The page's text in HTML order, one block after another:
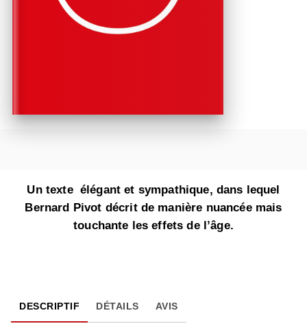
Un texte élégant et sympathique, dans lequel
Bernard Pivot décrit de manière nuancée mais
touchante les effets de l’âge.
DESCRIPTIF DÉTAILS AVIS